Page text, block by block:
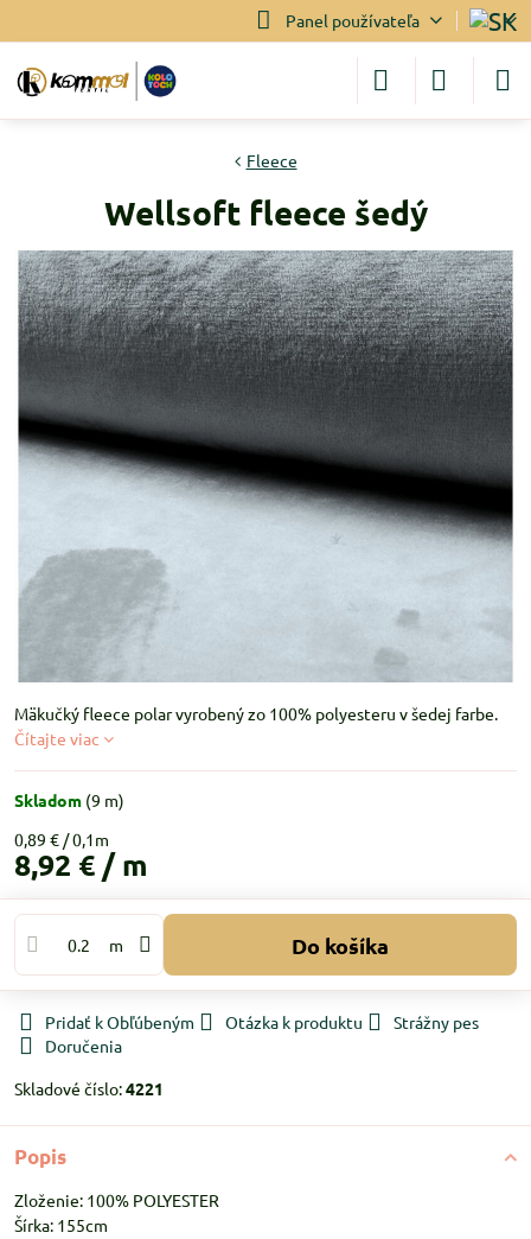
Panel používateľa
Fleece
Wellsoft fleece šedý
Mäkučký fleece polar vyrobený zo 100% polyesteru v šedej farbe.
Čítajte viac
Skladom (9 m)
0,89 €
8,92 € / m
m Do košíka
Pridať k Obľúbeným Otázka k produktu
Strážny pes
Doručenia
Skladové číslo:4221
Popis
Zloženie: 100% POLYESTER
Šírka: 155cm